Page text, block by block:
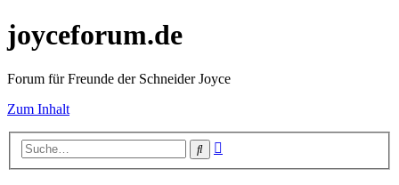
joyceforum.de
Forum für Freunde der Schneider Joyce
Zum Inhalt
Suche